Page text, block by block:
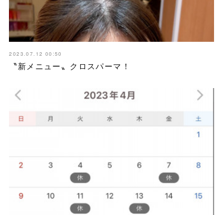
2023.07.12 00:50
〝新メニュー〟クロスパーマ！